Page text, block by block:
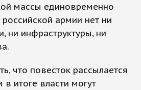
массы единовременно
армии нет ни
ни инфраструктуры, ни
что повесток рассылается
итоге власти могут